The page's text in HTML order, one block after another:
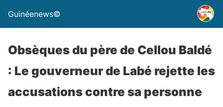
Guinéenews©
Obsèques du père de Cellou Baldé
: Le gouverneur de Labé rejette les
accusations contre sa personne